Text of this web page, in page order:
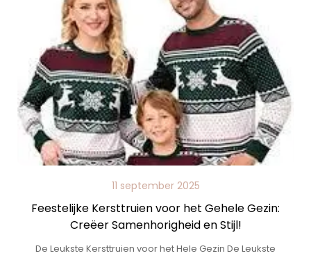
11 september 2025
Feestelijke Kersttruien voor het Gehele Gezin:
Creëer Samenhorigheid en Stijl!
De Leukste Kersttruien voor het Hele Gezin De Leukste